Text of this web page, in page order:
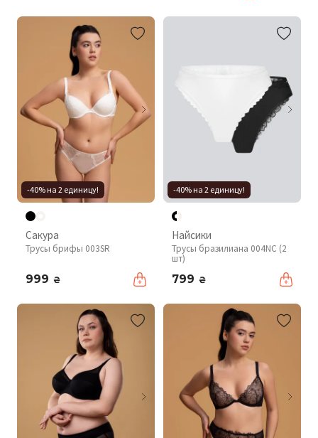
-40% на 2 единицу!
Сакура
Трусы брифы 003SR
999 ₴
-40% на 2 единицу!
Найсики
Трусы бразилиана 004NC (2
шт)
799 ₴